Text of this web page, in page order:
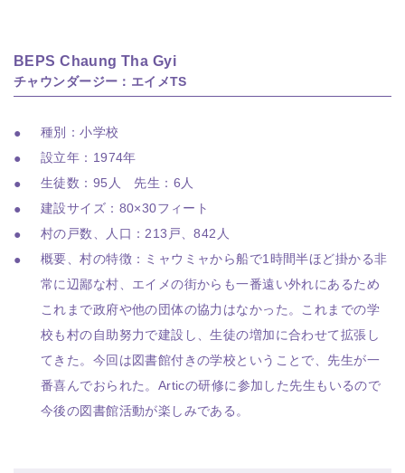
BEPS Chaung Tha Gyi
チャウンダージー：エイメTS
種別：小学校
設立年：1974年
生徒数：95人 先生：6人
建設サイズ：80×30フィート
村の戸数、人口：213戸、842人
概要、村の特徴：ミャウミャから船で1時間半ほど掛かる非
常に辺鄙な村、エイメの街からも一番遠い外れにあるため
これまで政府や他の団体の協力はなかった。これまでの学
校も村の自助努力で建設し、生徒の増加に合わせて拡張し
てきた。今回は図書館付きの学校ということで、先生が一
番喜んでおられた。Articの研修に参加した先生もいるので
今後の図書館活動が楽しみである。